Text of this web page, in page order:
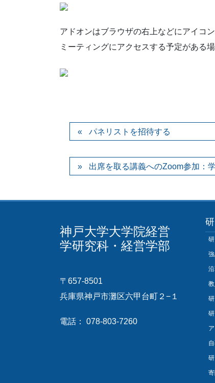
アドオンはブラウザの右上などにアイコ
ミーティングにアクセスする予定がある
パネリストを招待する
出席を取る講義へのZoom参加：
神戸大学大学院経営
学研究科・経営学部
〒657-8501
兵庫県神戸市灘区六甲台町２−１
電話： 078-803-7260